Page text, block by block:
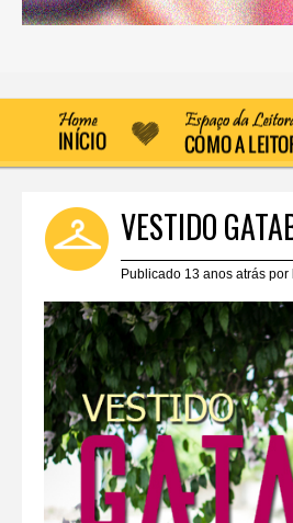
VESTIDO
Publicado 13 anos atrás por